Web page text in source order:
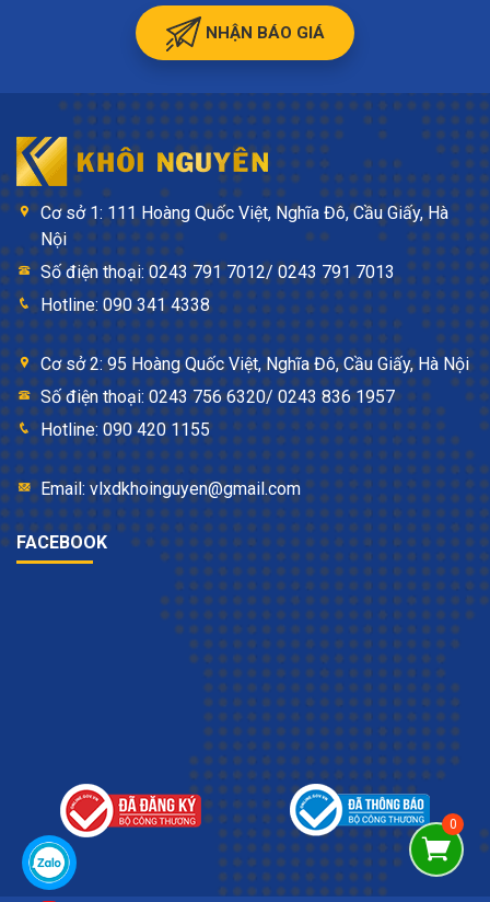
NHẬN BÁO GIÁ
Cơ sở 1: 111 Hoàng Quốc Việt, Nghĩa Đô, Cầu Giấy, Hà
Nội
Số điện thoại: 0243 791 7012/ 0243 791 7013
Hotline: 090 341 4338
Cơ sở 2: 95 Hoàng Quốc Việt, Nghĩa Đô, Cầu Giấy, Hà Nội
Số điện thoại: 0243 756 6320/ 0243 836 1957
Hotline: 090 420 1155
Email: vlxdkhoinguyen@gmail.com
FACEBOOK